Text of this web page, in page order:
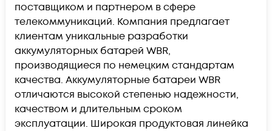
поставщиком и партнером в сфере
телекоммуникаций. Компания предлагает
клиентам уникальные разработки
аккумуляторных батарей WBR,
производящиеся по немецким стандартам
качества. Аккумуляторные батареи WBR
отличаются высокой степенью надежности,
качеством и длительным сроком
эксплуатации. Широкая продуктовая линейка